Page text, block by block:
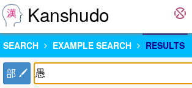
Kanshudo
SEARCH EXAMPLE SEARCH RESULTS
部